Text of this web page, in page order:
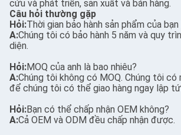
cứu và phát triển, sản xuất và bán hàng.
Câu hỏi thường gặp
Hỏi:Thời gian bảo hành sản phẩm của
A:Chúng tôi có bảo hành 5 năm và quy
diện.
Hỏi:MOQ của anh là bao nhiêu?
A:Chúng tôi không có MOQ. Chúng tôi có
để chúng tôi có thể giao hàng ngay lập
Hỏi:Bạn có thể chấp nhận OEM không?
A:Cả OEM và ODM đều chấp nhận được.